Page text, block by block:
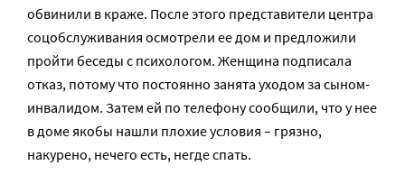
обвинили в краже. После этого представители центра
соцобслуживания осмотрели ее дом и предложили
пройти беседы с психологом. Женщина подписала
отказ, потому что постоянно занята уходом за сыном-
инвалидом. Затем ей по телефону сообщили, что у нее
в доме якобы нашли плохие условия – грязно,
накурено, нечего есть, негде спать.